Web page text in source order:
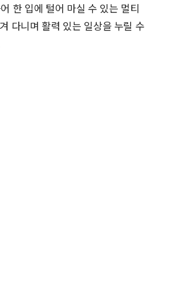
한 입에 털어 마실 수 있는 멀티
다니며 활력 있는 일상을 누릴 수